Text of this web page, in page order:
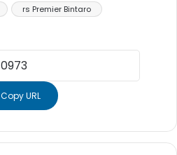
rs Premier Bintaro
Copy URL